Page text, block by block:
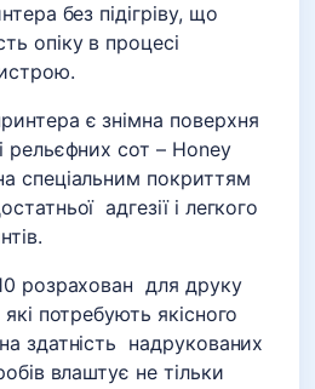
без підігріву, що
опіку в процесі
є знімна поверхня
рельєфних сот – Honey
спеціальним покриттям
адгезії і легкого
розрахован для друку
які потребують якісного
здатність надрукованих
влаштує не тільки